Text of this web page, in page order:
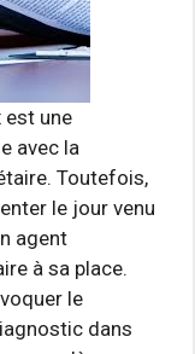
est une
avec la
Toutefois,
le jour venu
agent
à sa place.
le
dans